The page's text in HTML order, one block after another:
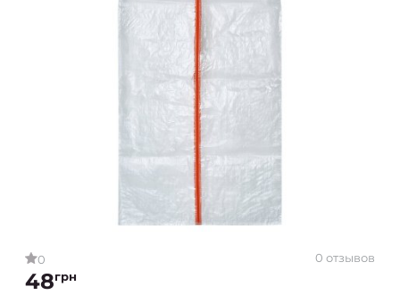
0 0 отзывов
48грн